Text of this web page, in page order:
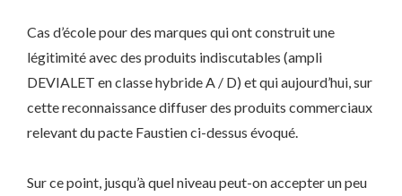
Cas d’école pour des marques qui ont construit une
légitimité avec des produits indiscutables (ampli
DEVIALET en classe hybride A / D) et qui aujourd’hui, sur
cette reconnaissance diffuser des produits commerciaux
relevant du pacte Faustien ci-dessus évoqué.
Sur ce point, jusqu’à quel niveau peut-on accepter un peu